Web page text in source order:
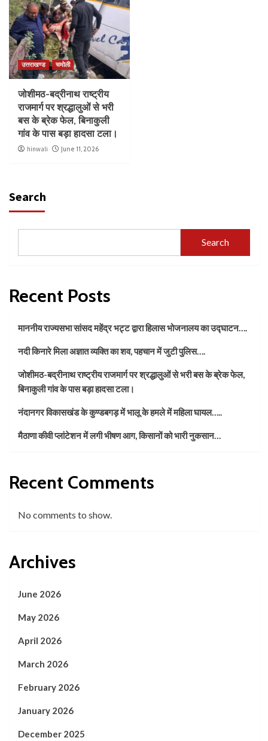
उत्तराखण्ड चमोली
जोशीमठ-बद्रीनाथ राष्ट्रीय
राजमार्ग पर श्रद्धालुओं से भरी
बस के ब्रेक फेल, बिनाकुली
गांव के पास बड़ा हादसा टला।
hinwali June 11, 2026
Search
Search
Recent Posts
माननीय राज्यसभा सांसद महेंद्र भट्ट द्वारा हिलास भोजनालय का उद्घाटन….
नदी किनारे मिला अज्ञात व्यक्ति का शव, पहचान में जुटी पुलिस….
जोशीमठ-बद्रीनाथ राष्ट्रीय राजमार्ग पर श्रद्धालुओं से भरी बस के ब्रेक फेल,
बिनाकुली गांव के पास बड़ा हादसा टला।
नंदानगर विकासखंड के कुण्डबगड़ में भालू के हमले में महिला घायल…..
मैठाणा कीवी प्लांटेशन में लगी भीषण आग, किसानों को भारी नुकसान…
Recent Comments
No comments to show.
Archives
June 2026
May 2026
April 2026
March 2026
February 2026
January 2026
December 2025